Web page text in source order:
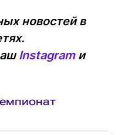
новостей в
Instagramи